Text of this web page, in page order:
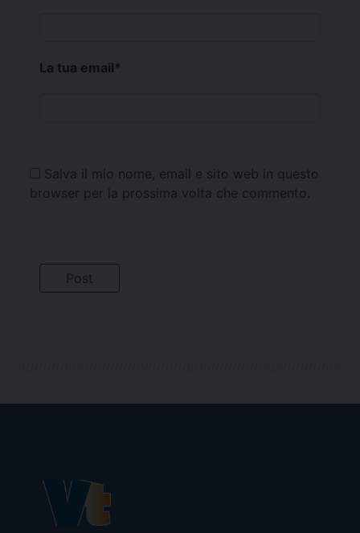
La tua email*
Salva il mio nome, email e sito web in questo
browser per la prossima volta che commento.